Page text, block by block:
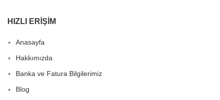
HIZLI ERIŞIM
Anasayfa
Hakkımızda
Banka ve Fatura Bilgilerimiz
Blog